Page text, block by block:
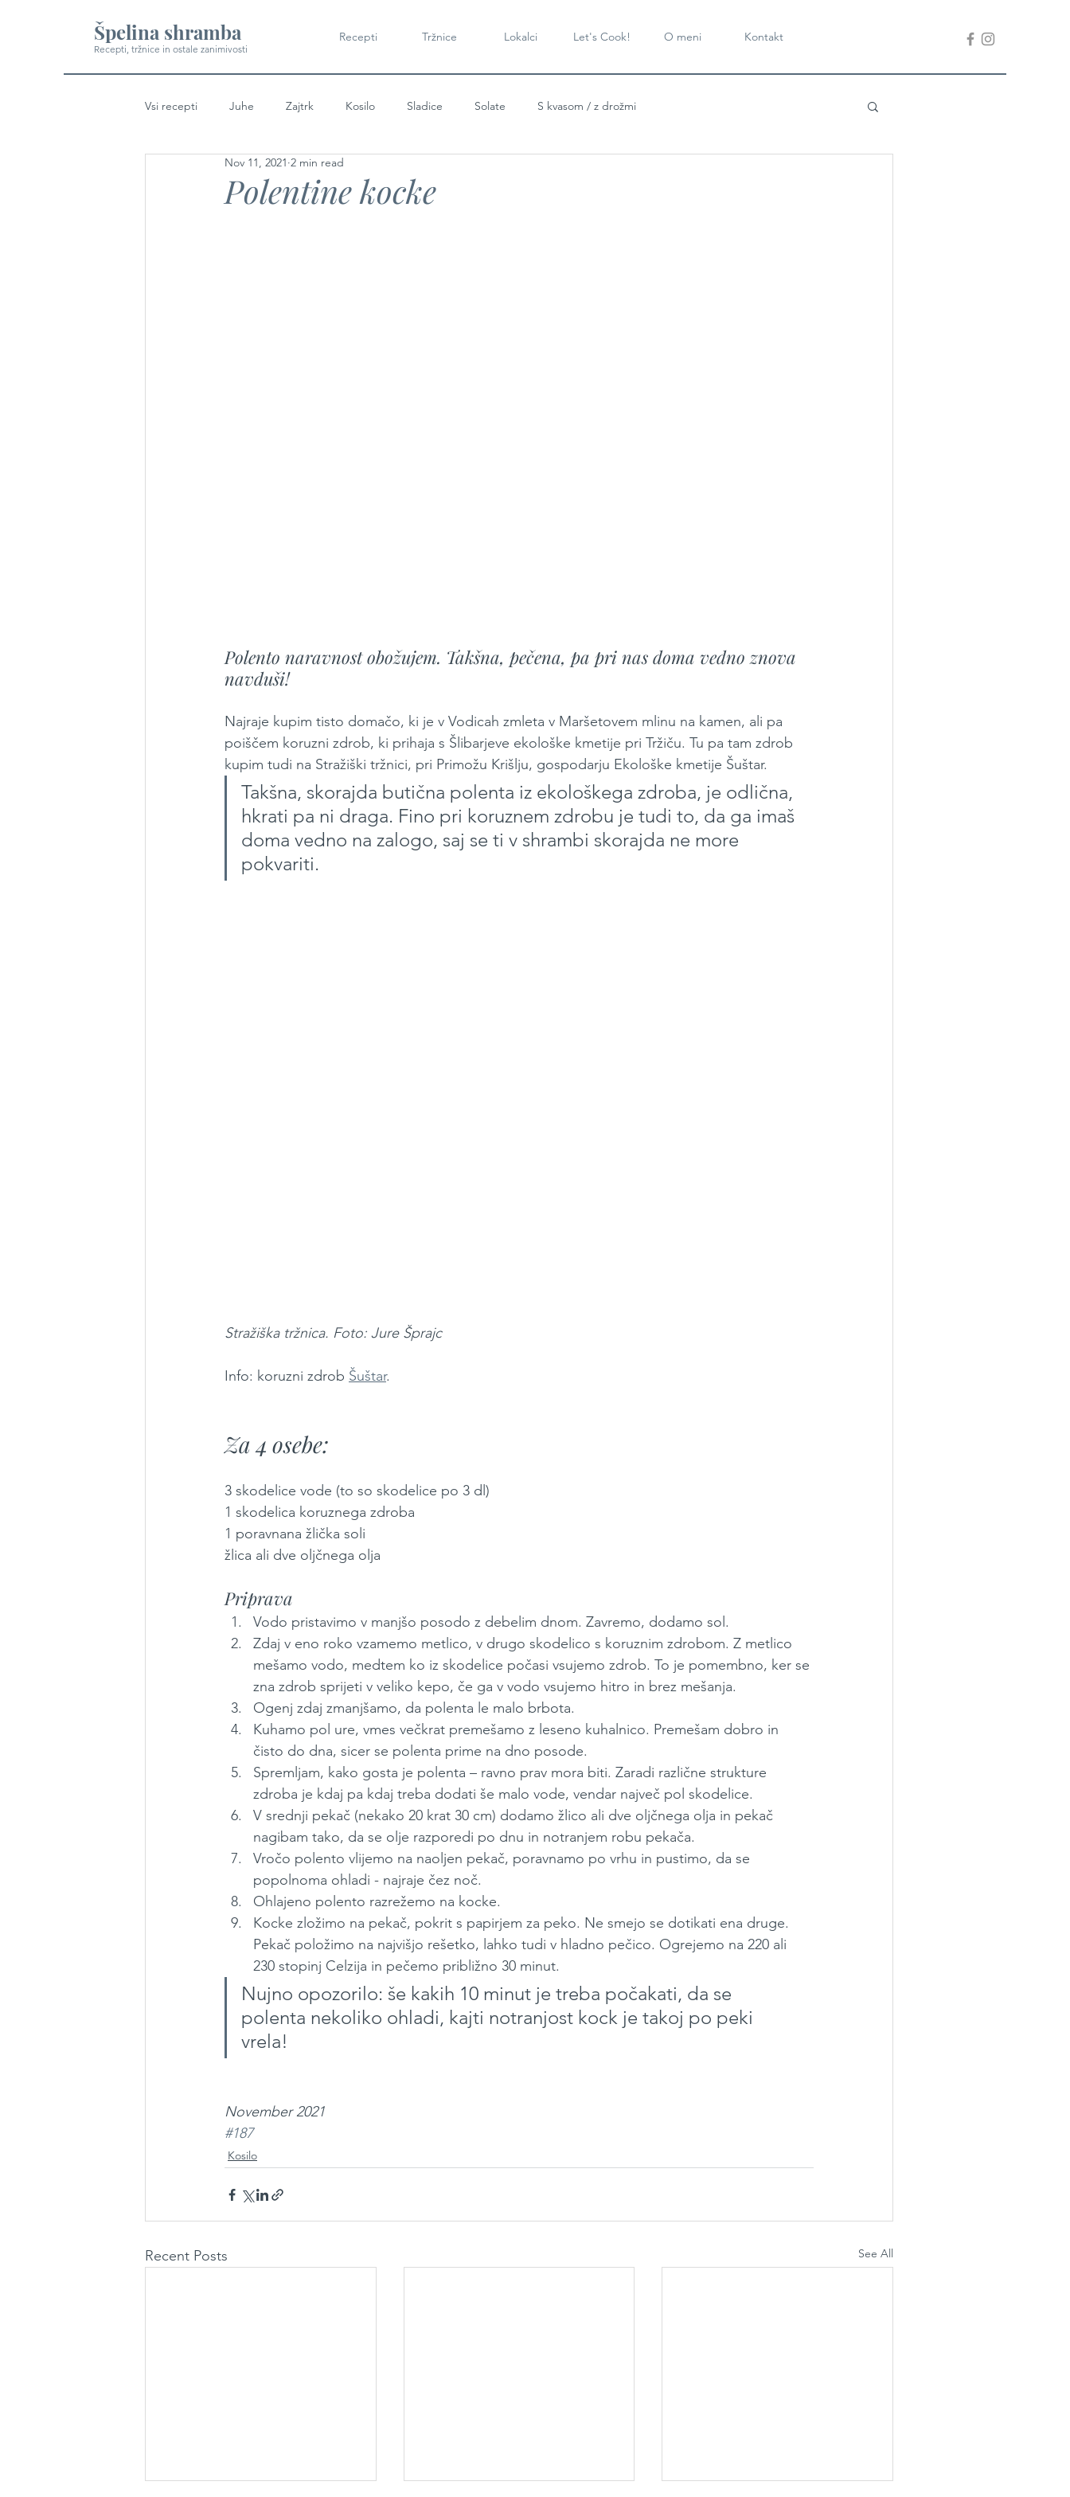
Špelina shramba
Recepti, tržnice in ostale zanimivosti
Recepti Tržnice Lokalci Let's Cook! O meni Kontakt
Vsi recepti Juhe Zajtrk Kosilo Sladice Solate S kvasom / z drožmi
Polentine kocke
Nov 11, 2021 2 min read
Polento naravnost obožujem. Takšna, pečena, pa pri nas doma vedno znova
navduši!
Najraje kupim tisto domačo, ki je v Vodicah zmleta v Maršetovem mlinu na kamen, ali pa
poiščem koruzni zdrob, ki prihaja s Šlibarjeve ekološke kmetije pri Tržiču. Tu pa tam zdrob
kupim tudi na Stražiški tržnici, pri Primožu Krišlju, gospodarju Ekološke kmetije Šuštar.
Takšna, skorajda butična polenta iz ekološkega zdroba, je odlična,
hkrati pa ni draga. Fino pri koruznem zdrobu je tudi to, da ga imaš
doma vedno na zalogo, saj se ti v shrambi skorajda ne more
pokvariti.
Stražiška tržnica. Foto: Jure Šprajc
Info: koruzni zdrob Šuštar.
Za 4 osebe:
3 skodelice vode (to so skodelice po 3 dl)
1 skodelica koruznega zdroba
1 poravnana žlička soli
žlica ali dve oljčnega olja
Priprava
Vodo pristavimo v manjšo posodo z debelim dnom. Zavremo, dodamo sol.
Zdaj v eno roko vzamemo metlico, v drugo skodelico s koruznim zdrobom. Z metlico
mešamo vodo, medtem ko iz skodelice počasi vsujemo zdrob. To je pomembno, ker se
zna zdrob sprijeti v veliko kepo, če ga v vodo vsujemo hitro in brez mešanja.
Ogenj zdaj zmanjšamo, da polenta le malo brbota.
Kuhamo pol ure, vmes večkrat premešamo z leseno kuhalnico. Premešam dobro in
čisto do dna, sicer se polenta prime na dno posode.
Spremljam, kako gosta je polenta – ravno prav mora biti. Zaradi različne strukture
zdroba je kdaj pa kdaj treba dodati še malo vode, vendar največ pol skodelice.
V srednji pekač (nekako 20 krat 30 cm) dodamo žlico ali dve oljčnega olja in pekač
nagibam tako, da se olje razporedi po dnu in notranjem robu pekača.
Vročo polento vlijemo na naoljen pekač, poravnamo po vrhu in pustimo, da se
popolnoma ohladi - najraje čez noč.
Ohlajeno polento razrežemo na kocke.
Kocke zložimo na pekač, pokrit s papirjem za peko. Ne smejo se dotikati ena druge.
Pekač položimo na najvišjo rešetko, lahko tudi v hladno pečico. Ogrejemo na 220 ali
230 stopinj Celzija in pečemo približno 30 minut.
Nujno opozorilo: še kakih 10 minut je treba počakati, da se
polenta nekoliko ohladi, kajti notranjost kock je takoj po peki
vrela!
November 2021
#187
Kosilo
Recent Posts See All